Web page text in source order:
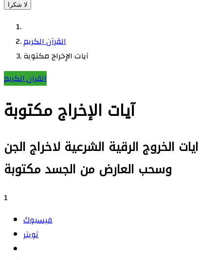
لا شكرا
القرآن الكريم
آيات الإخراج مكتوبة
القرآن الكريم
آيات الإخراج مكتوبة
ايات الخروج الرقية الشرعية لاخراج الجن
وسحب العارض من الجسد مكتوبة
1
فيسبوك
تويتر